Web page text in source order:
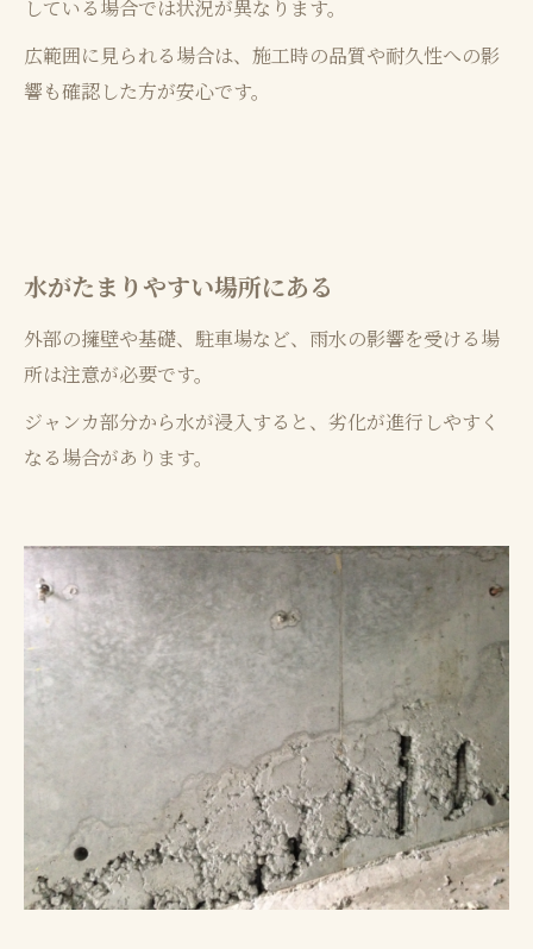
している場合では状況が異なります。
広範囲に見られる場合は、施工時の品質や耐久性への影
響も確認した方が安心です。
水がたまりやすい場所にある
外部の擁壁や基礎、駐車場など、雨水の影響を受ける場
所は注意が必要です。
ジャンカ部分から水が浸入すると、劣化が進行しやすく
なる場合があります。